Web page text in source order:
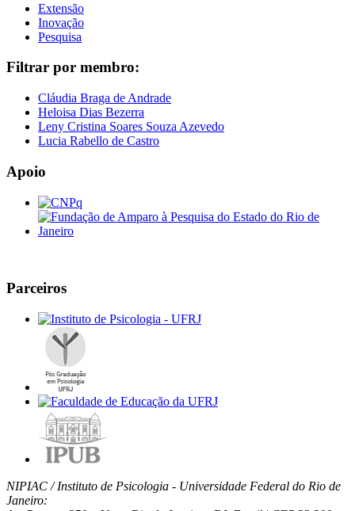
Extensão
Inovação
Pesquisa
Filtrar por membro:
Cláudia Braga de Andrade
Heloisa Dias Bezerra
Leny Cristina Soares Souza Azevedo
Lucia Rabello de Castro
Apoio
Parceiros
NIPIAC / Instituto de Psicologia - Universidade Federal do Rio de
Janeiro: